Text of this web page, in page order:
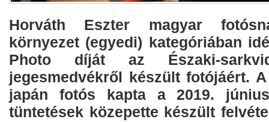
Horváth Eszter magyar
környezet (egyedi) kategóriában
Photo díját az Északi-
jegesmedvékről készült fotójáért.
japán fotós kapta a 2019.
tüntetések közepette készült